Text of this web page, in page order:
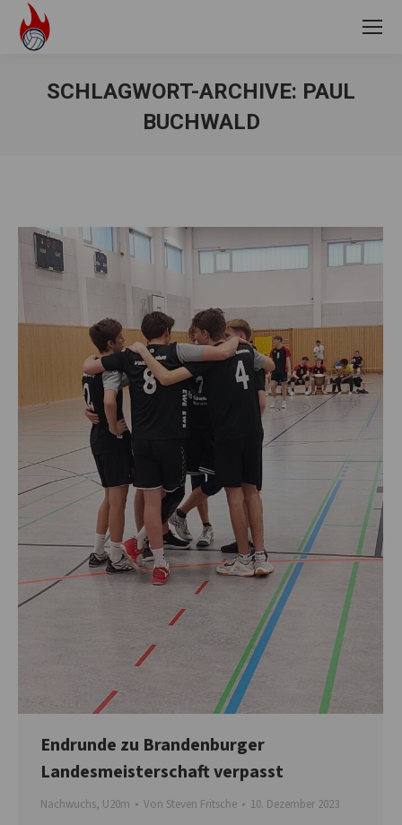
SCHLAGWORT-ARCHIVE: PAUL
BUCHWALD
Endrunde zu Brandenburger
Landesmeisterschaft verpasst
Nachwuchs, U20m Von Steven Fritsche 10. Dezember 2023